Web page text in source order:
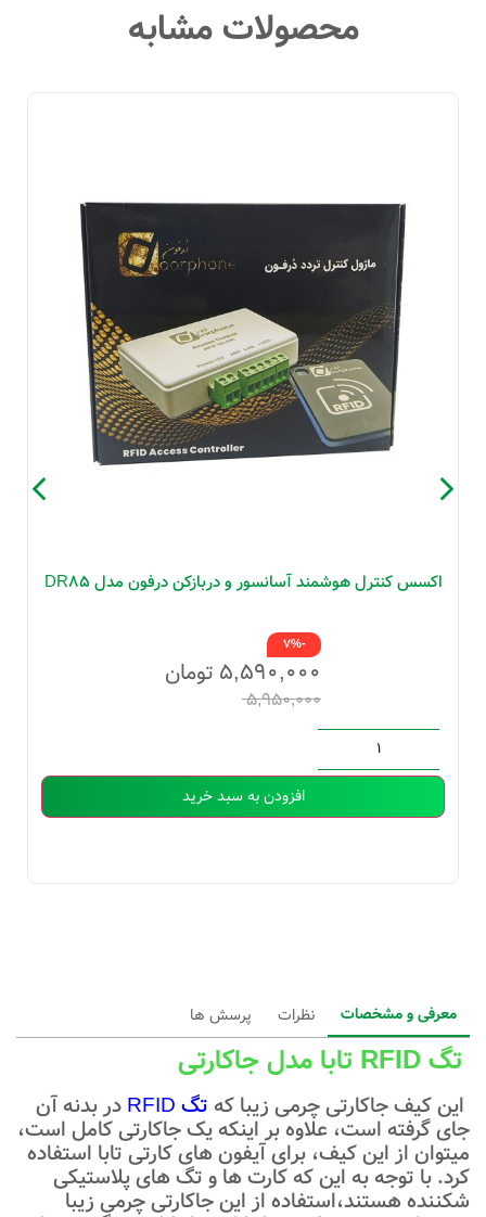
محصولات مشابه
اکسس کنترل هوشمند آسانسور و دربازکن درفون مدل DR85
۵,۹۵۰,۰۰۰
۵,۵۹۰,۰۰۰ تومان
-7%
افزودن به سبد خرید
معرفی و مشخصات نظرات پرسش ها
تگ RFID تابا مدل جاکارتی
این کیف جاکارتی چرمی زیبا که تگ RFID در بدنه آن
جای گرفته است، علاوه بر اینکه یک جاکارتی کامل است،
میتوان از این کیف، برای آیفون های کارتی تابا استفاده
کرد. با توجه به این که کارت ها و تگ های پلاستیکی
شکننده هستند،استفاده از این جاکارتی چرمی زیبا